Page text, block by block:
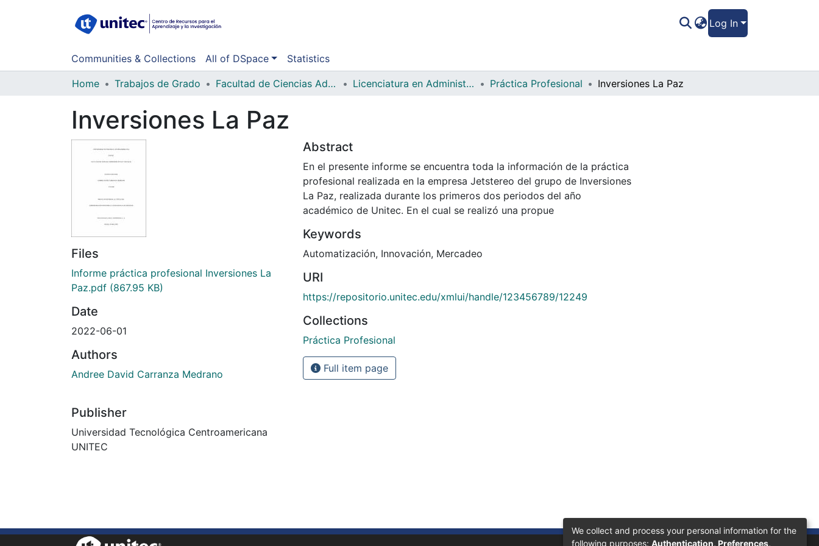
Log In
Communities & Collections All of DSpace Statistics
Home Trabajos de Grado Facultad de Ciencias Administrativas y Sociales Licenciatura en Administración Industrial e Inteligencia de Negocios Práctica Profesional Inversiones La Paz
Inversiones La Paz
Files
Informe práctica profesional Inversiones La
Paz.pdf (867.95 KB)
Date
2022-06-01
Authors
Andree David Carranza Medrano
Publisher
Universidad Tecnológica Centroamericana
UNITEC
Abstract
En el presente informe se encuentra toda la información de la práctica
profesional realizada en la empresa Jetstereo del grupo de Inversiones
La Paz, realizada durante los primeros dos periodos del año
académico de Unitec. En el cual se realizó una propue
Keywords
Automatización, Innovación, Mercadeo
URI
https://repositorio.unitec.edu/xmlui/handle/123456789/12249
Collections
Práctica Profesional
Full item page
We collect and process your personal information for the
following purposes: Authentication, Preferences,